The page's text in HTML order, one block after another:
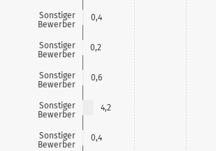
Sonstiger
Bewerber
Sonstiger
Bewerber
Sonstiger
Bewerber
Sonstiger
Bewerber
Sonstiger
Bewerber
0,4
0,2
0,6
4,2
0,4